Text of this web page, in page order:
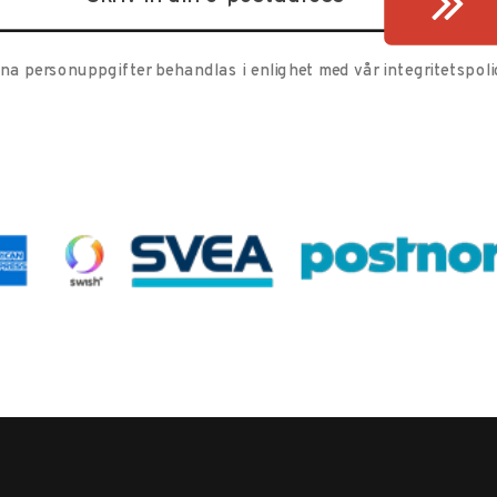
personuppgifter behandlas i enlighet med vår